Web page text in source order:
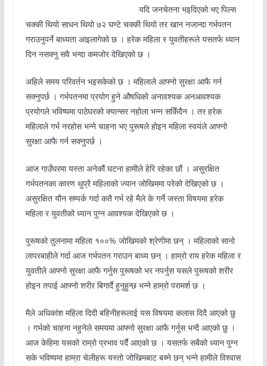
यदि जनचेतना भइदिएको भए पिल्स
चक्की थियो साधन थियो ७२ घण्टे चक्की थियो तर खान नजान्दा गर्भपतन
गराउनुपर्ने बाध्यता आइलागेको छ । हरेक महिला र युवतीहरूले यसतर्फ ध्यान
दिन नसक्नु सवै भन्दा कमजोर देखिएको छ ।
अहिले समय परिवर्तन भइसकेको छ । महिलाले आफ्नो सुरक्षा आफै गर्न
सक्नुपर्छ । गर्भपतनमा प्रयोग हुने औषधिको अनावश्यक अनआवश्यक
प्रयोगले भविष्यमा पाठेघरको क्यान्सर नहोला भन्न सकिँदैन । तर हरेक
महिलाले गर्भ नरहोस भन्ने चाहना भए पुरूषले होइन महिला स्वयंले आफ्नो
सुरक्षा आफै गर्न सक्नुपर्छ ।
आज गाउँघरमा यस्ता अनेकौं घटना हामीले हेरि रहेका छौं । असुरक्षित
गर्भपतनका कारण थुप्रै महिलाको ज्यान जोखिममा परेको देखिएको छ ।
असुरक्षित यौन सम्पर्क गर्दा कतै गर्भ रहे मैले के गर्ने जस्ता विषयमा हरेक
महिला र युवतीको ध्यान पुग्न आवश्यक देखिएको छ ।
पुरूषको तुलनामा महिला १००% जोखिमको श्रेणीमा छन् । महिलाको सानो
लापरबाहीले गर्दा आज गर्भपतन गराउन बाध्य छन् । हाम्रो राय हरेक महिला र
युवतीले आफ्नो सुरक्षा आफै गर्नुस पुरूषको भर नपर्नुस यसले पुरूषको शरीर
होइन तपाई आफ्नो शरीर बिगार्दै हुनुहुन्छ भन्ने हाम्रो परामर्श छ ।
मैले अधिकांश महिला दिदी बहिनीहरूलाई यस विषयमा कलास दिदै आएको छु
। गर्भको चाहना नहुनेले समयमा आफ्नो सुरक्षा आफै गर्नुस भन्दै आएको छु ।
आज केहिमा यसको राम्रो प्रभाव पर्दै आएको छ । यसतर्फ सबैको ध्यान पुग्न
सके भविष्यमा हाम्रा चेलीहरू यस्तो जोखिमबाट बच्ने छन् भन्ने हामीले विश्वास